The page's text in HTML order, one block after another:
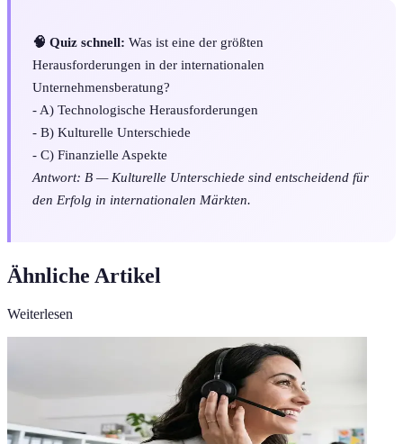
🧠 Quiz schnell: Was ist eine der größten
Herausforderungen in der internationalen
Unternehmensberatung?
- A) Technologische Herausforderungen
- B) Kulturelle Unterschiede
- C) Finanzielle Aspekte
Antwort: B — Kulturelle Unterschiede sind entscheidend für
den Erfolg in internationalen Märkten.
Ähnliche Artikel
Weiterlesen